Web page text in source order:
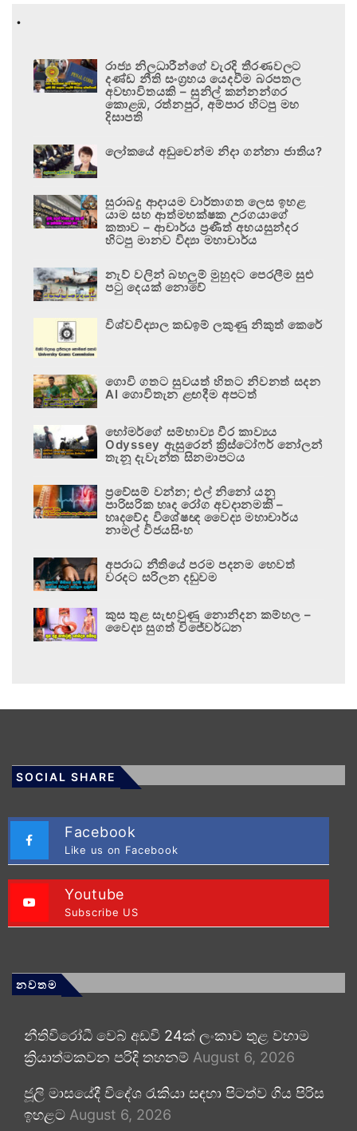
.
රාජ්‍ය නිලධාරීන්ගේ වැරදි තීරණවලට
දණ්ඩ නීති සංග්‍රහය යෙදවීම බරපතල
අවභාවිතයකි – සුනිල් කන්නන්ගර
කොළඹ, රත්නපුර, අම්පාර හිටපු මහ
දිසාපති
ලෝකයේ අඩුවෙන්ම නිදා ගන්නා ජාතිය?
සුරාබදු ආදායම වාර්තාගත ලෙස ඉහළ
යාම සහ ආත්මභක්ෂක උරගයාගේ
කතාව – ආචාර්ය ප්‍රණීත් අභයසුන්දර
හිටපු මානව විද්‍යා මහාචාර්ය
නැව් වලින් බහලුම් මුහුදට පෙරලීම සුළු
පටු දෙයක් නොවේ
විශ්වවිද්‍යාල කඩඉම් ලකුණු නිකුත් කෙරේ
ගොවි ගතට සුවයත් හිතට නිවනත් සදන
AI ගොවිතැන ළඟදීම අපටත්
හෝමර්ගේ සම්භාව්‍ය වීර කාව්‍යය
Odyssey ඇසුරෙන් ක්‍රිස්ටෝෆර් නෝලන්
තැනූ දැවැන්ත සිනමාපටය
ප්‍රවේසම් වන්න; එල් නිනෝ යනු
පාරිසරික හෘද රෝග අවදානමකි –
හෘදවේද විශේෂඥ වෛද්‍ය මහාචාර්ය
නාමල් විජයසිංහ
අපරාධ නීතියේ පරම පදනම හෙවත්
වරදට සරිලන දඬුවම
කුස තුළ සැඟවුණු නොනිදන කම්හල –
වෛද්‍ය සුගත් විජේවර්ධන
SOCIAL SHARE
Facebook
Like us on Facebook
Youtube
Subscribe US
නවතම
නීතිවිරෝධී වෙබ් අඩවි 24ක් ලංකාව තුළ වහාම
ක්‍රියාත්මකවන පරිදි තහනම් August 6, 2026
ජූලි මාසයේදී විදේශ රැකියා සඳහා පිටත්ව ගිය පිරිස
ඉහළට August 6, 2026